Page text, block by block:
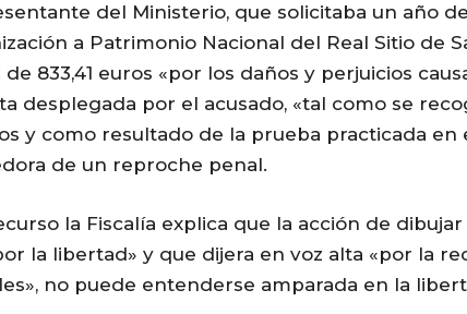
del Ministerio, que solicitaba un año
a Patrimonio Nacional del Real Sitio de
de 833,41 euros «por los daños y perjuicios
desplegada por el acusado, «tal como se
y como resultado de la prueba practicada en
de un reproche penal.
la Fiscalía explica que la acción de
la libertad» y que dijera en voz alta «por la
no puede entenderse amparada en la